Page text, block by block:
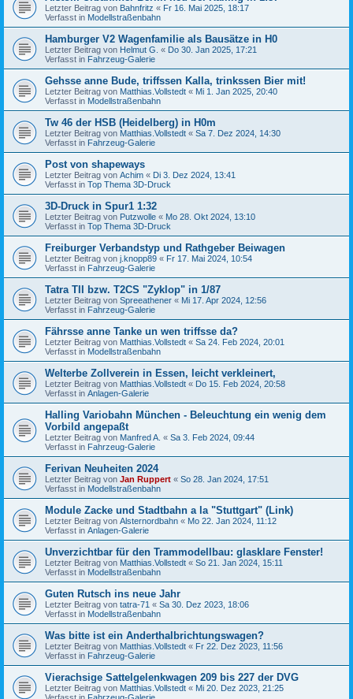
Letzter Beitrag von Bahnfritz « Fr 16. Mai 2025, 18:17
Verfasst in Modellstraßenbahn
Hamburger V2 Wagenfamilie als Bausätze in H0
Letzter Beitrag von Helmut G. « Do 30. Jan 2025, 17:21
Verfasst in Fahrzeug-Galerie
Gehsse anne Bude, triffssen Kalla, trinkssen Bier mit!
Letzter Beitrag von Matthias.Vollstedt « Mi 1. Jan 2025, 20:40
Verfasst in Modellstraßenbahn
Tw 46 der HSB (Heidelberg) in H0m
Letzter Beitrag von Matthias.Vollstedt « Sa 7. Dez 2024, 14:30
Verfasst in Fahrzeug-Galerie
Post von shapeways
Letzter Beitrag von Achim « Di 3. Dez 2024, 13:41
Verfasst in Top Thema 3D-Druck
3D-Druck in Spur1 1:32
Letzter Beitrag von Putzwolle « Mo 28. Okt 2024, 13:10
Verfasst in Top Thema 3D-Druck
Freiburger Verbandstyp und Rathgeber Beiwagen
Letzter Beitrag von j.knopp89 « Fr 17. Mai 2024, 10:54
Verfasst in Fahrzeug-Galerie
Tatra TII bzw. T2CS "Zyklop" in 1/87
Letzter Beitrag von Spreeathener « Mi 17. Apr 2024, 12:56
Verfasst in Fahrzeug-Galerie
Fährsse anne Tanke un wen triffsse da?
Letzter Beitrag von Matthias.Vollstedt « Sa 24. Feb 2024, 20:01
Verfasst in Modellstraßenbahn
Welterbe Zollverein in Essen, leicht verkleinert,
Letzter Beitrag von Matthias.Vollstedt « Do 15. Feb 2024, 20:58
Verfasst in Anlagen-Galerie
Halling Variobahn München - Beleuchtung ein wenig dem
Vorbild angepaßt
Letzter Beitrag von Manfred A. « Sa 3. Feb 2024, 09:44
Verfasst in Fahrzeug-Galerie
Ferivan Neuheiten 2024
Letzter Beitrag von Jan Ruppert « So 28. Jan 2024, 17:51
Verfasst in Modellstraßenbahn
Module Zacke und Stadtbahn a la "Stuttgart" (Link)
Letzter Beitrag von Alsternordbahn « Mo 22. Jan 2024, 11:12
Verfasst in Anlagen-Galerie
Unverzichtbar für den Trammodellbau: glasklare Fenster!
Letzter Beitrag von Matthias.Vollstedt « So 21. Jan 2024, 15:11
Verfasst in Modellstraßenbahn
Guten Rutsch ins neue Jahr
Letzter Beitrag von tatra-71 « Sa 30. Dez 2023, 18:06
Verfasst in Modellstraßenbahn
Was bitte ist ein Anderthalbrichtungswagen?
Letzter Beitrag von Matthias.Vollstedt « Fr 22. Dez 2023, 11:56
Verfasst in Fahrzeug-Galerie
Vierachsige Sattelgelenkwagen 209 bis 227 der DVG
Letzter Beitrag von Matthias.Vollstedt « Mi 20. Dez 2023, 21:25
Verfasst in Fahrzeug-Galerie